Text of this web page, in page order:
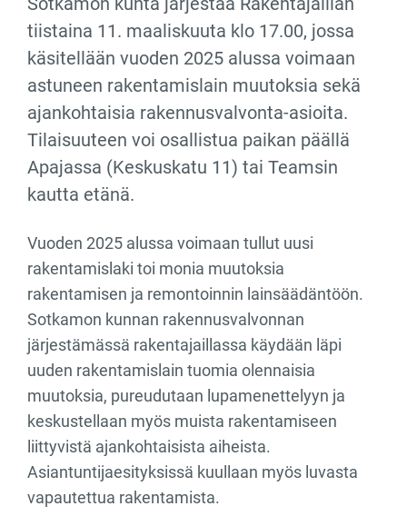
tiistaina 11. maaliskuuta klo 17.00, jossa
käsitellään vuoden 2025 alussa voimaan
astuneen rakentamislain muutoksia sekä
ajankohtaisia rakennusvalvonta-asioita.
Tilaisuuteen voi osallistua paikan päällä
Apajassa (Keskuskatu 11) tai Teamsin
kautta etänä.
Vuoden 2025 alussa voimaan tullut uusi
rakentamislaki toi monia muutoksia
rakentamisen ja remontoinnin lainsäädäntöön.
Sotkamon kunnan rakennusvalvonnan
järjestämässä rakentajaillassa käydään läpi
uuden rakentamislain tuomia olennaisia
muutoksia, pureudutaan lupamenettelyyn ja
keskustellaan myös muista rakentamiseen
liittyvistä ajankohtaisista aiheista.
Asiantuntijaesityksissä kuullaan myös luvasta
vapautettua rakentamista.